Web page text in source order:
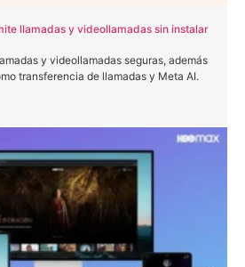
llamadas y videollamadas sin instalar
y videollamadas seguras, además
transferencia de llamadas y Meta AI.